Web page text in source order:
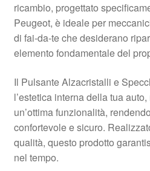
Politica sulla riservatezza
Procedura di Reclamo
Rimostranza
Spedizione in tutto il mondo
ricambio, progettato
Peugeot, è ideale per
di fai-da-te che desiderano
elemento fondamentale del
Il Pulsante Alzacristalli e
l’estetica interna della tua
un’ottima funzionalità,
confortevole e sicuro.
qualità, questo prodotto
nel tempo.